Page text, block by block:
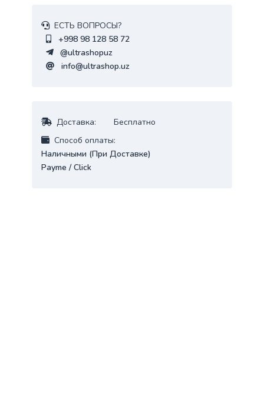
ЕСТЬ ВОПРОСЫ?
+998 98 128 58 72
@ultrashopuz
info@ultrashop.uz
Доставка:
Бесплатно
Cпособ оплаты:
Наличными (При Доставке)
Payme / Click